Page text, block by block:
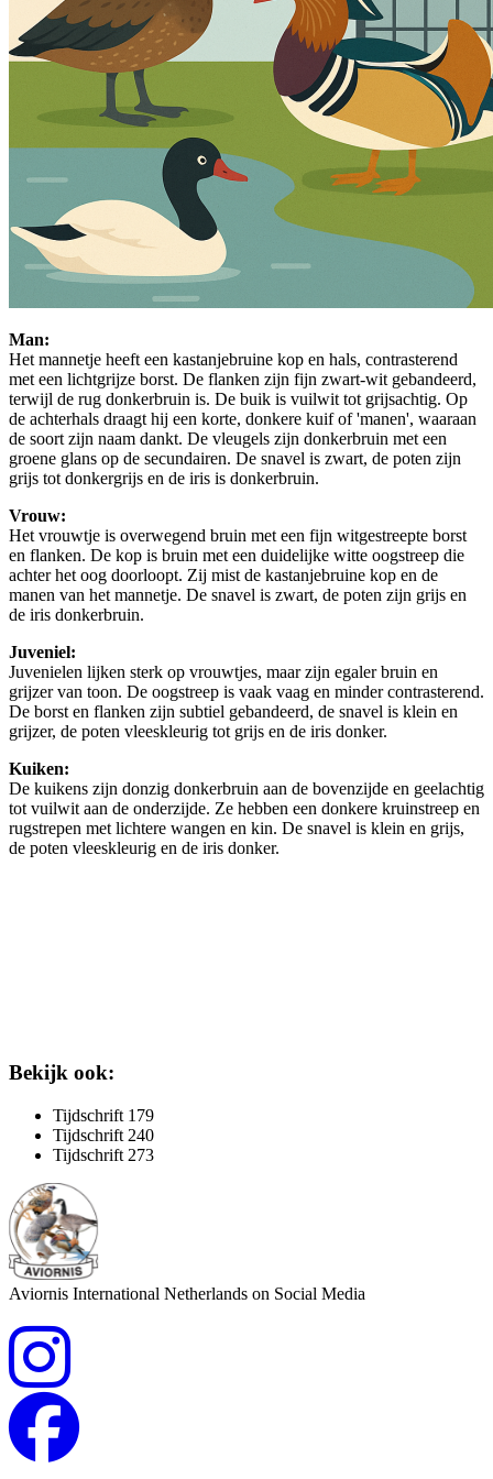
Man:
Het mannetje heeft een kastanjebruine kop en hals, contrasterend
met een lichtgrijze borst. De flanken zijn fijn zwart-wit gebandeerd,
terwijl de rug donkerbruin is. De buik is vuilwit tot grijsachtig. Op
de achterhals draagt hij een korte, donkere kuif of 'manen', waaraan
de soort zijn naam dankt. De vleugels zijn donkerbruin met een
groene glans op de secundairen. De snavel is zwart, de poten zijn
grijs tot donkergrijs en de iris is donkerbruin.
Vrouw:
Het vrouwtje is overwegend bruin met een fijn witgestreepte borst
en flanken. De kop is bruin met een duidelijke witte oogstreep die
achter het oog doorloopt. Zij mist de kastanjebruine kop en de
manen van het mannetje. De snavel is zwart, de poten zijn grijs en
de iris donkerbruin.
Juveniel:
Juvenielen lijken sterk op vrouwtjes, maar zijn egaler bruin en
grijzer van toon. De oogstreep is vaak vaag en minder contrasterend.
De borst en flanken zijn subtiel gebandeerd, de snavel is klein en
grijzer, de poten vleeskleurig tot grijs en de iris donker.
Kuiken:
De kuikens zijn donzig donkerbruin aan de bovenzijde en geelachtig
tot vuilwit aan de onderzijde. Ze hebben een donkere kruinstreep en
rugstrepen met lichtere wangen en kin. De snavel is klein en grijs,
de poten vleeskleurig en de iris donker.
Bekijk ook:
Tijdschrift 179
Tijdschrift 240
Tijdschrift 273
Aviornis International Netherlands on Social Media